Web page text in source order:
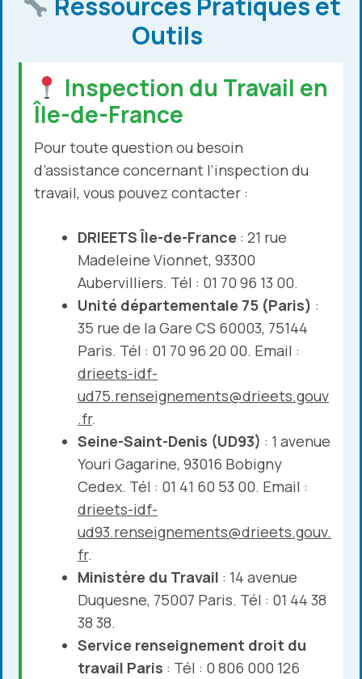
Outils
Inspection du Travail en
Île-de-France
Pour toute question ou besoin
d’assistance concernant l’inspection du
travail, vous pouvez contacter :
DRIEETS Île-de-France : 21 rue
Madeleine Vionnet, 93300
Aubervilliers. Tél : 01 70 96 13 00.
Unité départementale 75 (Paris) :
35 rue de la Gare CS 60003, 75144
Paris. Tél : 01 70 96 20 00. Email :
drieets-idf-
ud75.renseignements@drieets.gouv
.fr.
Seine-Saint-Denis (UD93) : 1 avenue
Youri Gagarine, 93016 Bobigny
Cedex. Tél : 01 41 60 53 00. Email :
drieets-idf-
ud93.renseignements@drieets.gouv.
fr.
Ministère du Travail : 14 avenue
Duquesne, 75007 Paris. Tél : 01 44 38
38 38.
Service renseignement droit du
travail Paris : Tél : 0 806 000 126